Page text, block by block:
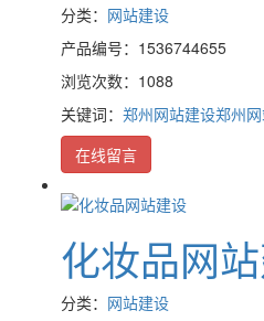
分类： 网站建设
产品编号：1536744655
浏览次数：1088
关键词： 郑州网站建设郑州
在线留言
化妆品网
分类： 网站建设